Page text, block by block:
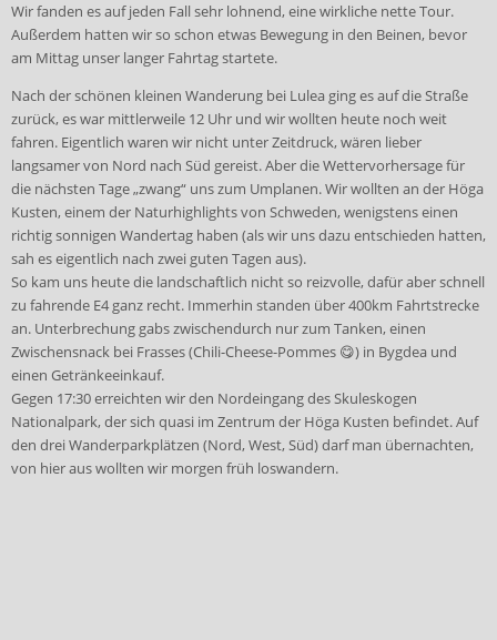
Wir fanden es auf jeden Fall sehr lohnend, eine wirkliche nette Tour.
Außerdem hatten wir so schon etwas Bewegung in den Beinen, bevor
am Mittag unser langer Fahrtag startete.
Nach der schönen kleinen Wanderung bei Lulea ging es auf die Straße
zurück, es war mittlerweile 12 Uhr und wir wollten heute noch weit
fahren. Eigentlich waren wir nicht unter Zeitdruck, wären lieber
langsamer von Nord nach Süd gereist. Aber die Wettervorhersage für
die nächsten Tage „zwang“ uns zum Umplanen. Wir wollten an der Höga
Kusten, einem der Naturhighlights von Schweden, wenigstens einen
richtig sonnigen Wandertag haben (als wir uns dazu entschieden hatten,
sah es eigentlich nach zwei guten Tagen aus).
So kam uns heute die landschaftlich nicht so reizvolle, dafür aber schnell
zu fahrende E4 ganz recht. Immerhin standen über 400km Fahrtstrecke
an. Unterbrechung gabs zwischendurch nur zum Tanken, einen
Zwischensnack bei Frasses (Chili-Cheese-Pommes 😋) in Bygdea und
einen Getränkeeinkauf.
Gegen 17:30 erreichten wir den Nordeingang des Skuleskogen
Nationalpark, der sich quasi im Zentrum der Höga Kusten befindet. Auf
den drei Wanderparkplätzen (Nord, West, Süd) darf man übernachten,
von hier aus wollten wir morgen früh loswandern.